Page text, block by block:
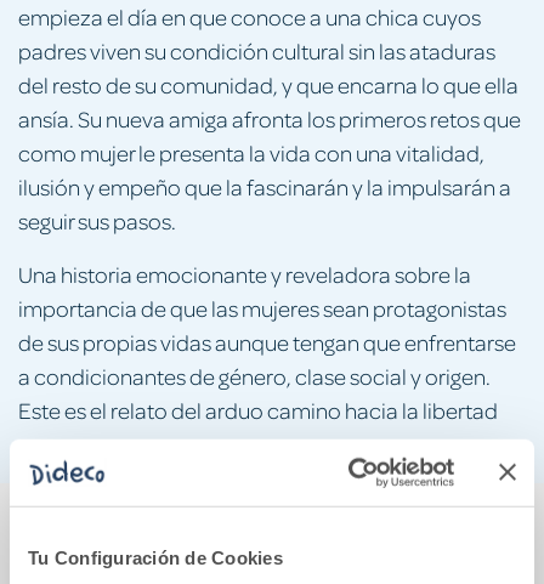
Tu Configuración de Cookies
empieza el día en que conoce a una chica cuyos
padres viven su condición cultural sin las ataduras
del resto de su comunidad, y que encarna lo que ella
ansía. Su nueva amiga afronta los primeros retos que
como mujer le presenta la vida con una vitalidad,
ilusión y empeño que la fascinarán y la impulsarán a
seguir sus pasos.
Una historia emocionante y reveladora sobre la
importancia de que las mujeres sean protagonistas
de sus propias vidas aunque tengan que enfrentarse
a condicionantes de género, clase social y origen.
Este es el relato del arduo camino hacia la libertad
También podría gustarte...